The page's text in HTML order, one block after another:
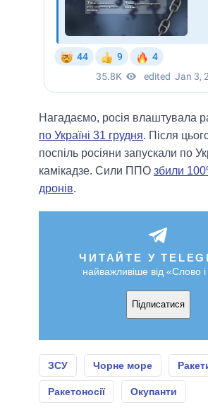
Нагадаємо, росія влаштувала
по Україні 31 грудня. Після
поспіль росіяни запускали по
камікадзе. Сили ППО збили
дронів.
ЧИТАЙТЕ У
найважливіше від «Слово і
Підписатися
ЗСУ Чорне море
Ракетоносії Окупанти